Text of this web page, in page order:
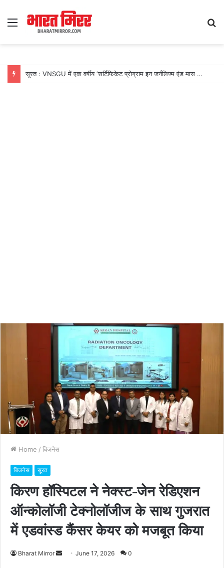
Menu
सूरत : VNSGU में एक वर्षीय ‘सर्टिफिकेट प्रोग्राम इन जर्नलिज्म एंड मास कम्युनिकेशन’ का शुभारंभ
Home / बिजनेस
बिजनेस सूरत
किरण हॉस्पिटल ने नेक्स्ट-जेन रेडिएशन
ऑन्कोलॉजी टेक्नोलॉजीज के साथ गुजरात
में एडवांस्ड कैंसर केयर को मजबूत किया
Bharat Mirror June 17, 2026 0